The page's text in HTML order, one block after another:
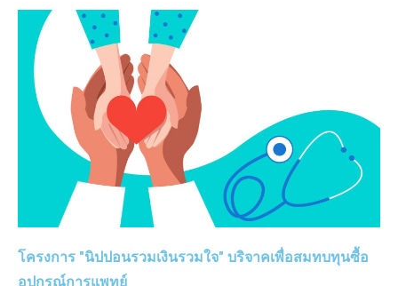
โครงการ "นิปปอนรวมเงินรวมใจ" บริจาคเพื่อสมทบทุนซื้อ
อุปกรณ์การแพทย์